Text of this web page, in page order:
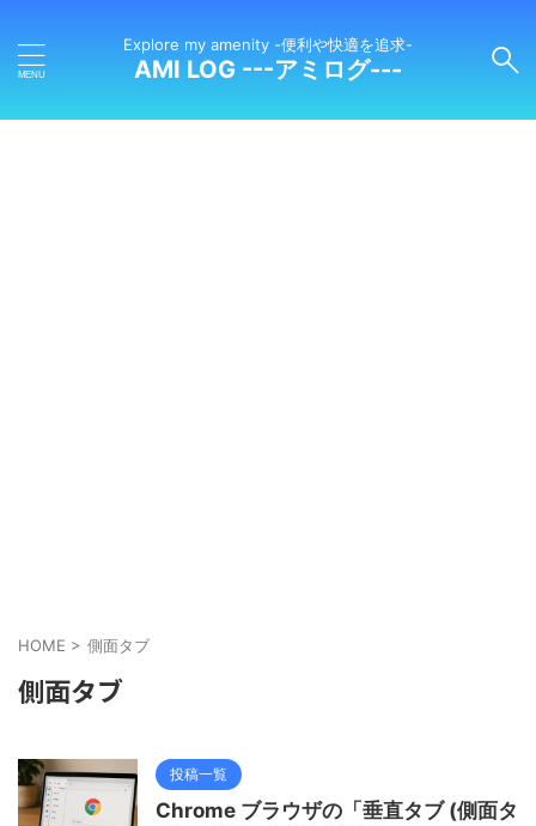
Explore my amenity -便利や快適を追求-
AMI LOG ---アミログ---
HOME > 側面タブ
側面タブ
投稿一覧
Chrome ブラウザの「垂直タブ (側面タ